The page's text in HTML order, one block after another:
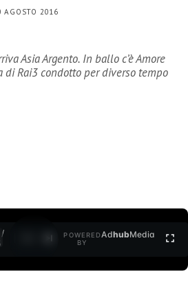
AGOSTO 2016
Asia Argento. In ballo c’è Amore
di Rai3 condotto per diverso tempo
POWERED
BY
AdhubMedia